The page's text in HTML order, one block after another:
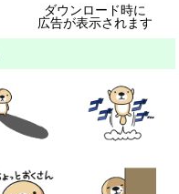
ダウンロード時に
広告が表示されます